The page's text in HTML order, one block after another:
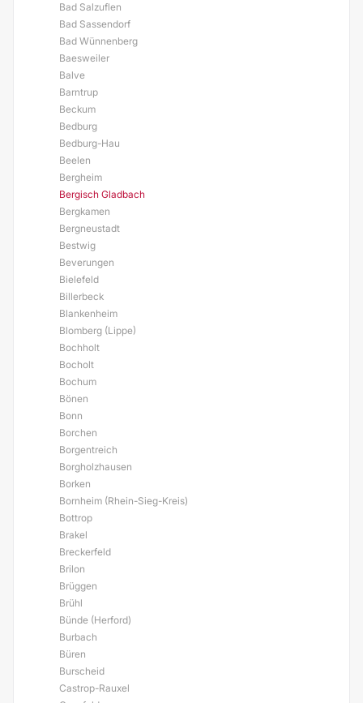
Bad Salzuflen
Bad Sassendorf
Bad Wünnenberg
Baesweiler
Balve
Barntrup
Beckum
Bedburg
Bedburg-Hau
Beelen
Bergheim
Bergisch Gladbach
Bergkamen
Bergneustadt
Bestwig
Beverungen
Bielefeld
Billerbeck
Blankenheim
Blomberg (Lippe)
Bochholt
Bocholt
Bochum
Bönen
Bonn
Borchen
Borgentreich
Borgholzhausen
Borken
Bornheim (Rhein-Sieg-Kreis)
Bottrop
Brakel
Breckerfeld
Brilon
Brüggen
Brühl
Bünde (Herford)
Burbach
Büren
Burscheid
Castrop-Rauxel